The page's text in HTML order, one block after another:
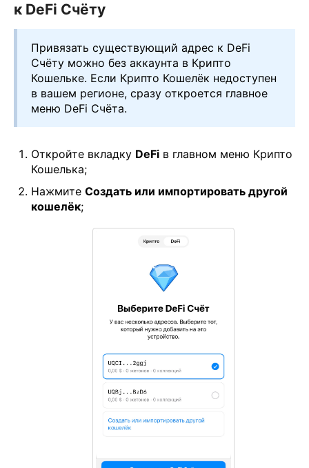
к DeFi Счёту
Привязать существующий адрес к DeFi
Счёту можно без аккаунта в Крипто
Кошельке. Если Крипто Кошелёк недоступен
в вашем регионе, сразу откроется главное
меню DeFi Счёта.
Откройте вкладку DeFi в главном меню Крипто
Кошелька;
Нажмите Создать или импортировать другой
кошелёк;